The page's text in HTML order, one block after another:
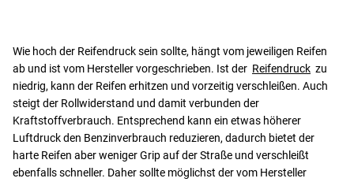
Wie hoch der Reifendruck sein sollte, hängt vom jeweiligen Reifen
ab und ist vom Hersteller vorgeschrieben. Ist der Reifendruck zu
niedrig, kann der Reifen erhitzen und vorzeitig verschleißen. Auch
steigt der Rollwiderstand und damit verbunden der
Kraftstoffverbrauch. Entsprechend kann ein etwas höherer
Luftdruck den Benzinverbrauch reduzieren, dadurch bietet der
harte Reifen aber weniger Grip auf der Straße und verschleißt
ebenfalls schneller. Daher sollte möglichst der vom Hersteller